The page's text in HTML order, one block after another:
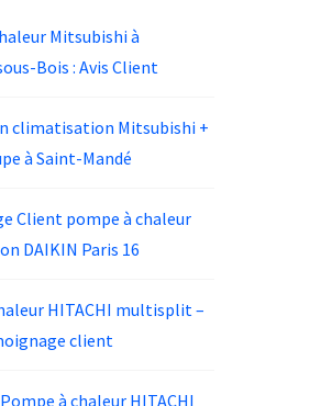
Mitsubishi à
Bois : Avis Client
climatisation Mitsubishi +
à Saint-Mandé
Client pompe à chaleur
DAIKIN Paris 16
HITACHI multisplit –
client
à chaleur HITACHI